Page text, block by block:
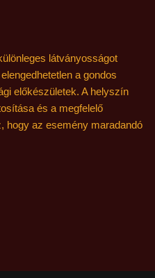
látványosságot
a gondos
előkészületek. A helyszín
és a megfelelő
hogy az esemény maradandó